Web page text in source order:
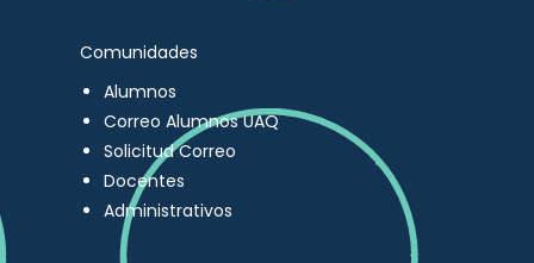
Comunidades
Alumnos
Correo Alumnos UAQ
Solicitud Correo
Docentes
Administrativos